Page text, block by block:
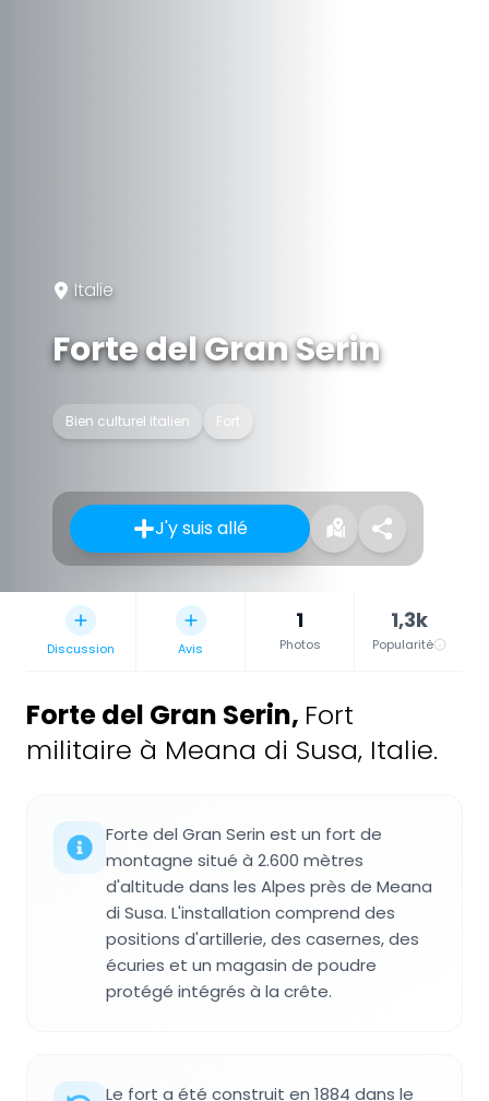
Italie
Forte del Gran Serin
Bien culturel italien Fort
J'y suis allé
Discussion Avis
1
Photos
1,3k
Popularité
Forte del Gran Serin, Fort
militaire à Meana di Susa, Italie.
Forte del Gran Serin est un fort de
montagne situé à 2.600 mètres
d'altitude dans les Alpes près de Meana
di Susa. L'installation comprend des
positions d'artillerie, des casernes, des
écuries et un magasin de poudre
protégé intégrés à la crête.
Le fort a été construit en 1884 dans le